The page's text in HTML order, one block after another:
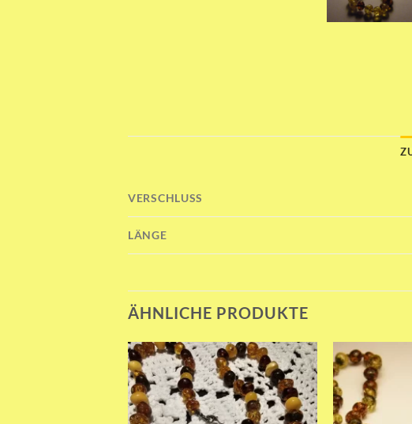
VERSCHLUSS
LÄNGE
ÄHNLICHE PRODUKTE
Add to wishlist